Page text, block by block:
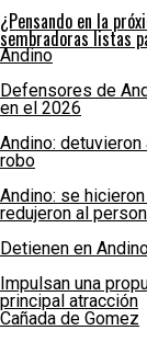
¿Pensando en la
sembradoras listas
Andino
Defensores de
en el 2026
Andino:
robo
Andino: se
redujeron al
Detienen en
Impulsan una
principal atracción
Cañada de Gomez